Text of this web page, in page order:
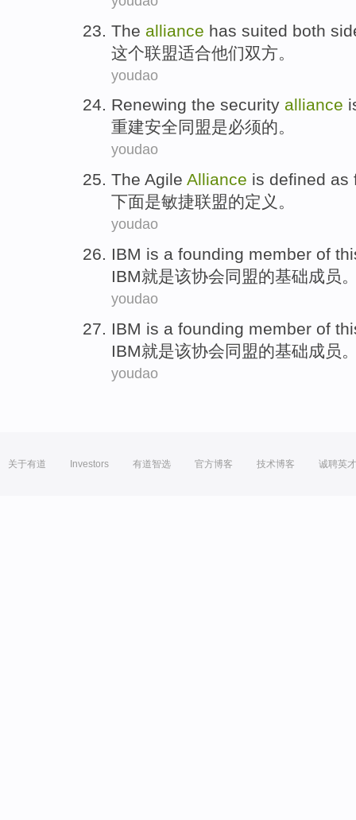
The alliance has suited both
这个联盟适合他们双方。
youdao
Renewing the security alliance
重建安全同盟是必须的。
youdao
The Agile Alliance is defined as
下面是敏捷联盟的定义 。
youdao
IBM is a founding member of
IBM就是该协会同盟的基础成员
youdao
IBM is a founding member of
IBM就是该协会同盟的基础成员
youdao
关于有道 Investors 有道智选 官方博客 技术博客 诚聘英才